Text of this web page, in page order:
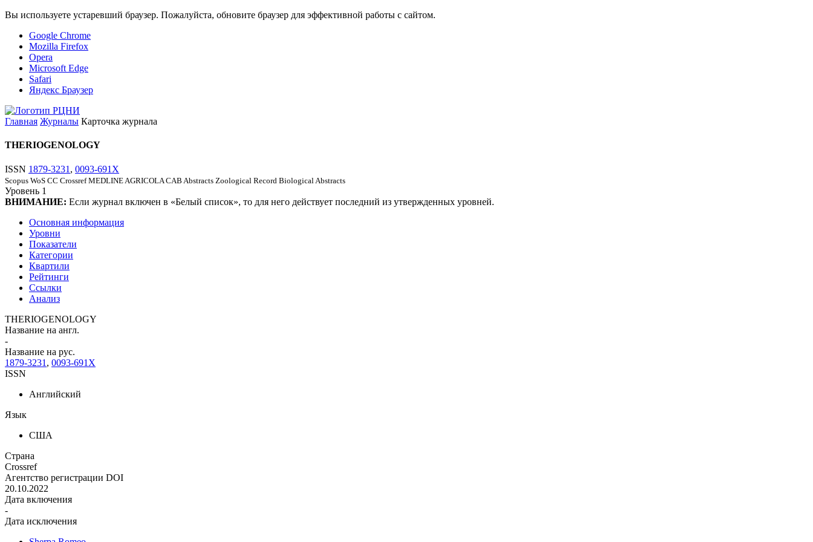
Вы используете устаревший браузер. Пожалуйста, обновите браузер для эффективной работы с сайтом.
Google Chrome
Mozilla Firefox
Opera
Microsoft Edge
Safari
Яндекс Браузер
Главная Журналы Карточка журнала
THERIOGENOLOGY
ISSN 1879-3231 , 0093-691X
Scopus WoS CC Crossref MEDLINE AGRICOLA CAB Abstracts Zoological Record Biological Abstracts
Уровень 1
ВНИМАНИЕ: Если журнал включен в «Белый список», то для него действует последний из утвержденных уровней.
Основная информация
Уровни
Показатели
Категории
Квартили
Рейтинги
Ссылки
Анализ
THERIOGENOLOGY
Название на англ.
-
Название на рус.
1879-3231 , 0093-691X
ISSN
Английский
Язык
США
Страна
Crossref
Агентство регистрации DOI
20.10.2022
Дата включения
-
Дата исключения